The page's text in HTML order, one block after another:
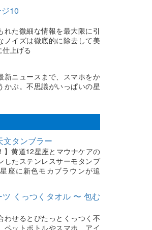
10
れた微細な情報を最大限に引
ノイズは徹底的に除去して美
仕上げる
新ニュースまで、スマホをか
かぶ。不思議がいっぱいの星
文タンブラー
】黄道12星座とマウナケアの
したステンレスサーモタンブ
座に新色モカブラウンが追
くっつくタオル 〜 包む
わせるとぴたっとくっつく不
ペットボトルやスマホ、アイ